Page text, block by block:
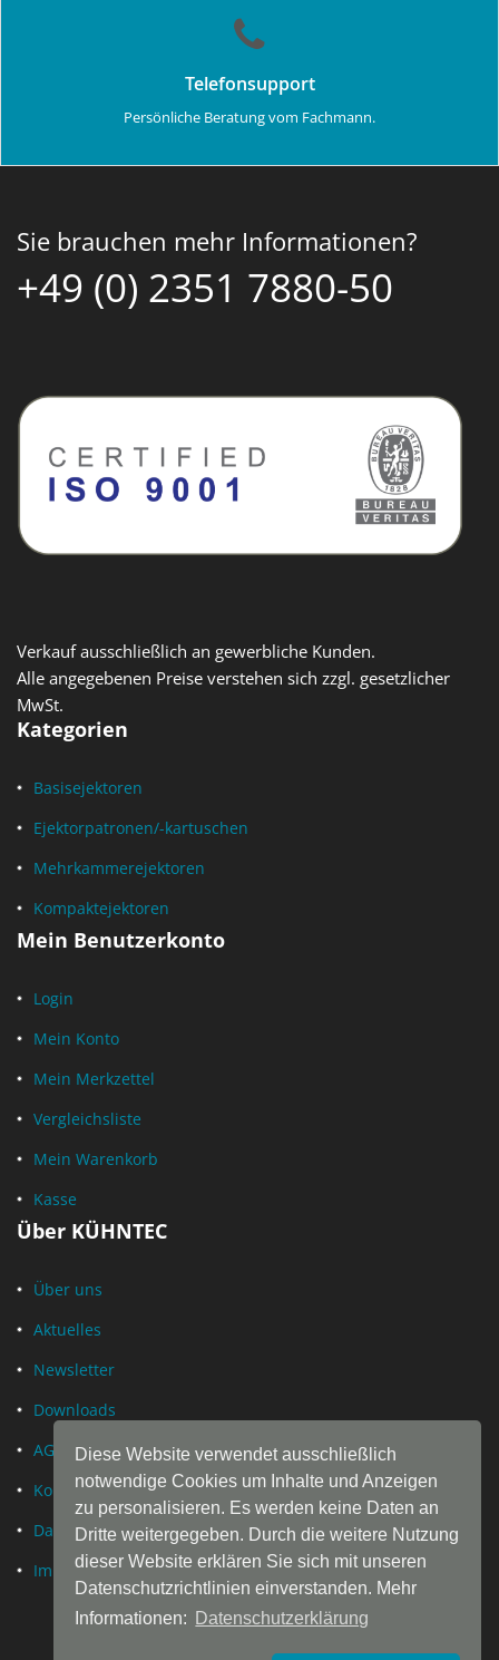
Diese Website verwendet ausschließlich
notwendige Cookies um Inhalte und Anzeigen
zu personalisieren. Es werden keine Daten an
Dritte weitergegeben. Durch die weitere Nutzung
dieser Website erklären Sie sich mit unseren
Datenschutzrichtlinien einverstanden. Mehr
Informationen:
Datenschutzerklärung
Telefonsupport
Persönliche Beratung vom Fachmann.
Sie brauchen mehr Informationen?
+49 (0) 2351 7880-50
Verkauf ausschließlich an gewerbliche Kunden.
Alle angegebenen Preise verstehen sich zzgl. gesetzlicher
MwSt.
Kategorien
Basisejektoren
Ejektorpatronen/-kartuschen
Mehrkammerejektoren
Kompaktejektoren
Mein Benutzerkonto
Login
Mein Konto
Mein Merkzettel
Vergleichsliste
Mein Warenkorb
Kasse
Über KÜHNTEC
Über uns
Aktuelles
Newsletter
Downloads
AGB
Kontakt
Datenschutz
Impressum